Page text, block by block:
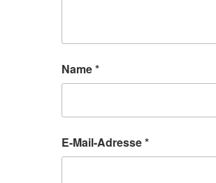
Name*
E-Mail-Adresse*